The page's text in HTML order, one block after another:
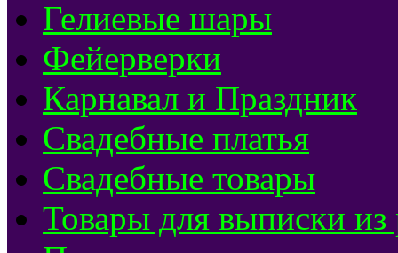
Гелиевые шары
Фейерверки
Карнавал и Праздник
Свадебные платья
Свадебные товары
Товары для выписки из